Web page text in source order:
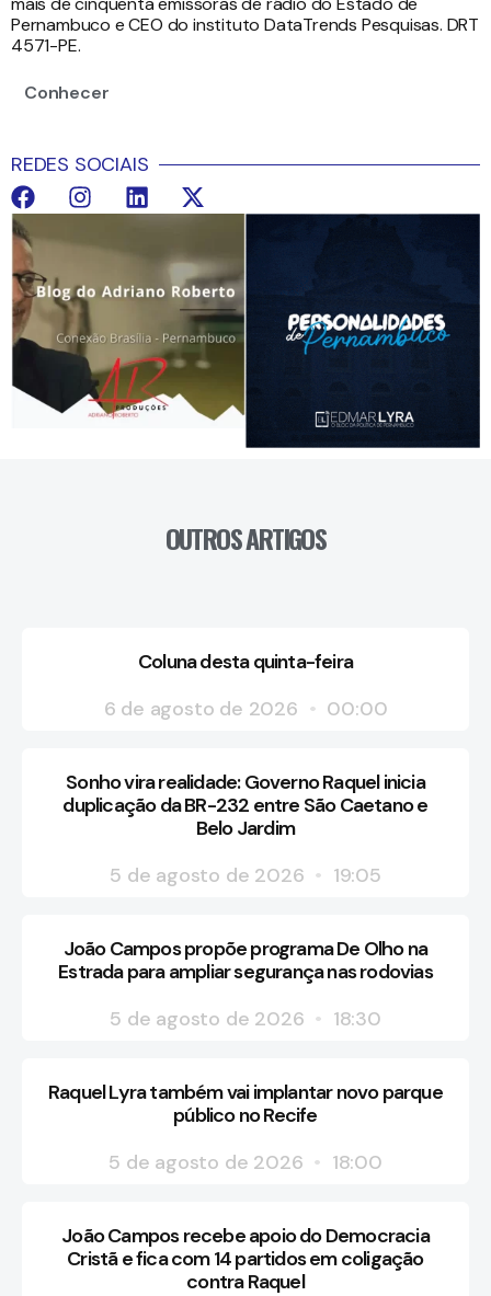
Pernambuco e CEO do instituto DataTrends Pesquisas. DRT
4571-PE.
Conhecer
REDES SOCIAIS
OUTROS ARTIGOS
Coluna desta quinta-feira
6 de agosto de 2026
00:00
Sonho vira realidade: Governo Raquel inicia
duplicação da BR-232 entre São Caetano e
Belo Jardim
5 de agosto de 2026
19:05
João Campos propõe programa De Olho na
Estrada para ampliar segurança nas rodovias
5 de agosto de 2026
18:30
Raquel Lyra também vai implantar novo parque
público no Recife
5 de agosto de 2026
18:00
João Campos recebe apoio do Democracia
Cristã e fica com 14 partidos em coligação
contra Raquel